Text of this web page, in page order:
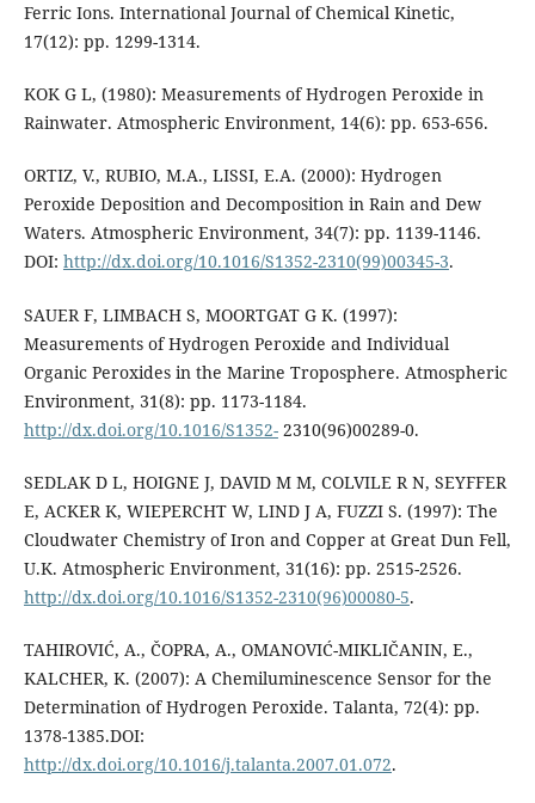
Ferric Ions. International Journal of Chemical Kinetic,
17(12): pp. 1299-1314.
KOK G L, (1980): Measurements of Hydrogen Peroxide in
Rainwater. Atmospheric Environment, 14(6): pp. 653-656.
ORTIZ, V., RUBIO, M.A., LISSI, E.A. (2000): Hydrogen
Peroxide Deposition and Decomposition in Rain and Dew
Waters. Atmospheric Environment, 34(7): pp. 1139-1146.
DOI: http://dx.doi.org/10.1016/S1352-2310(99)00345-3.
SAUER F, LIMBACH S, MOORTGAT G K. (1997):
Measurements of Hydrogen Peroxide and Individual
Organic Peroxides in the Marine Troposphere. Atmospheric
Environment, 31(8): pp. 1173-1184.
http://dx.doi.org/10.1016/S1352-2310(96)00289-0.
SEDLAK D L, HOIGNE J, DAVID M M, COLVILE R N, SEYFFER
E, ACKER K, WIEPERCHT W, LIND J A, FUZZI S. (1997): The
Cloudwater Chemistry of Iron and Copper at Great Dun Fell,
U.K. Atmospheric Environment, 31(16): pp. 2515-2526.
http://dx.doi.org/10.1016/S1352-2310(96)00080-5.
TAHIROVIĆ, A., ČOPRA, A., OMANOVIĆ-MIKLIČANIN, E.,
KALCHER, K. (2007): A Chemiluminescence Sensor for the
Determination of Hydrogen Peroxide. Talanta, 72(4): pp.
1378-1385.DOI:
http://dx.doi.org/10.1016/j.talanta.2007.01.072.